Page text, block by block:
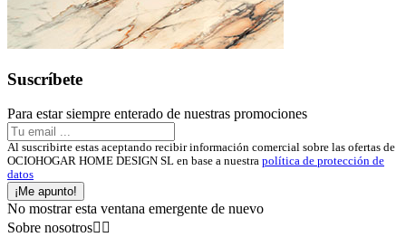
Suscríbete
Para estar siempre enterado de nuestras promociones
Al suscribirte estas aceptando recibir información comercial sobre las ofertas de
OCIOHOGAR HOME DESIGN SL en base a nuestra política de protección de
datos
¡Me apunto!
No mostrar esta ventana emergente de nuevo
Sobre nosotros 